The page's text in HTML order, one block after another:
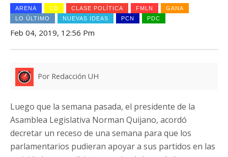
ARENA CD CLASE POLÍTICA FMLN
GANA
LO ÚLTIMO
NUEVAS IDEAS PCN PDC
Feb 04, 2019, 12:56 Pm
Por Redacción UH
Luego que la semana pasada, el presidente de la
Asamblea Legislativa Norman Quijano, acordó
decretar un receso de una semana para que los
parlamentarios pudieran apoyar a sus partidos en las